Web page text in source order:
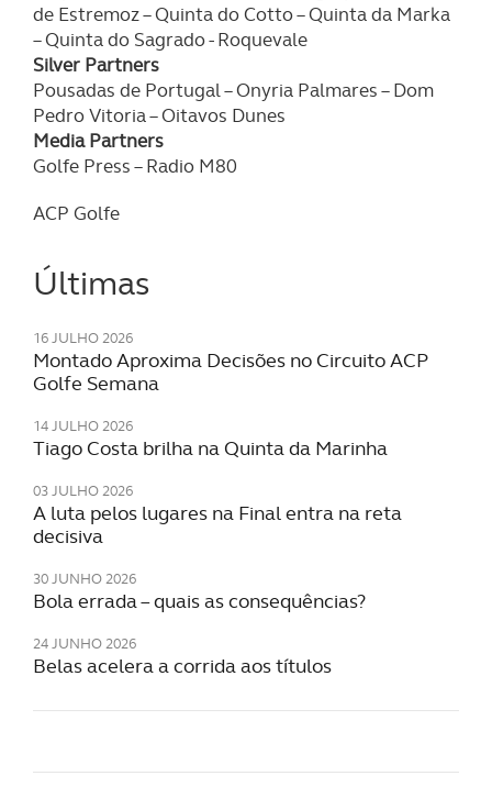
consentimento e quando tal se afigure estritamente
necessário no contexto dos serviços a prestar.
Realçamos que o bloqueio de certo tipo de Cookies e
tecnologias similares pode ter impacto na sua
experiência de navegação no Website e nos serviços
de Estremoz – Quinta do Cotto – Quinta da Marka
– Quinta do Sagrado - Roquevale
Silver Partners
Pousadas de Portugal – Onyria Palmares – Dom
Pedro Vitoria – Oitavos Dunes
Media Partners
Golfe Press – Radio M80
ACP Golfe
Últimas
16 JULHO 2026
Montado Aproxima Decisões no Circuito ACP
Golfe Semana
14 JULHO 2026
Tiago Costa brilha na Quinta da Marinha
03 JULHO 2026
A luta pelos lugares na Final entra na reta
decisiva
30 JUNHO 2026
Bola errada – quais as consequências?
24 JUNHO 2026
Belas acelera a corrida aos títulos